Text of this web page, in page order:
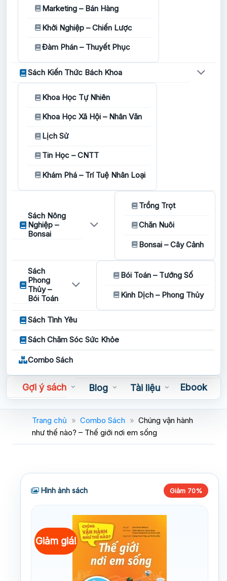
Marketing – Bán Hàng
Khởi Nghiệp – Chiến Lược
Đàm Phán – Thuyết Phục
Sách Kiến Thức Bách Khoa
Khoa Học Tự Nhiên
Khoa Học Xã Hội – Nhân Văn
Lịch Sử
Tin Học – CNTT
Khám Phá – Trí Tuệ Nhân Loại
Sách Nông
Nghiệp –
Bonsai
Trồng Trọt
Chăn Nuôi
Bonsai – Cây Cảnh
Sách
Phong
Thủy –
Bói Toán
Bói Toán – Tướng Số
Kinh Dịch – Phong Thủy
Sách Tình Yêu
Sách Chăm Sóc Sức Khỏe
Combo Sách
Gợi ý sách Blog Tài liệu
Ebook
Sách nói
Trang chủ » Combo Sách » Chúng vận hành
như thế nào? – Thế giới nơi em sống
Hình ảnh sách Giảm 70%
Giảm giá!